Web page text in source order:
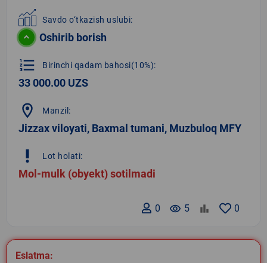
Savdo o‘tkazish uslubi:
Oshirib borish
format_list_numbered Birinchi qadam bahosi(10%):
33 000.00 UZS
location_on Manzil:
Jizzax viloyati, Baxmal tumani, Muzbuloq MFY
priority_high Lot holati:
Mol-mulk (obyekt) sotilmadi
0
remove_red_eye 5
0
Eslatma: